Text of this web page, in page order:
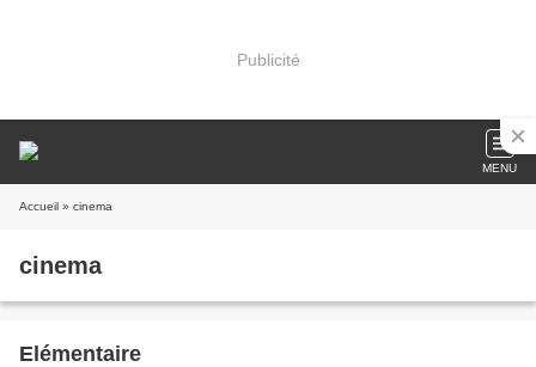
Publicité
MENU
Accueil » cinema
cinema
Elémentaire